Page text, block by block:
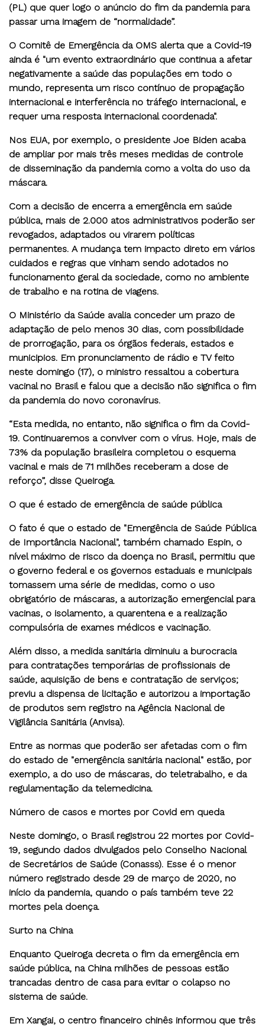
(PL) que quer logo o anúncio do fim da pandemia para
passar uma imagem de “normalidade”.
O Comitê de Emergência da OMS alerta que a Covid-19
ainda é "um evento extraordinário que continua a afetar
negativamente a saúde das populações em todo o
mundo, representa um risco contínuo de propagação
internacional e interferência no tráfego internacional, e
requer uma resposta internacional coordenada".
Nos EUA, por exemplo, o presidente Joe Biden acaba
de ampliar por mais três meses medidas de controle
de disseminação da pandemia como a volta do uso da
máscara.
Com a decisão de encerra a emergência em saúde
pública, mais de 2.000 atos administrativos poderão ser
revogados, adaptados ou virarem políticas
permanentes. A mudança tem impacto direto em vários
cuidados e regras que vinham sendo adotados no
funcionamento geral da sociedade, como no ambiente
de trabalho e na rotina de viagens.
O Ministério da Saúde avalia conceder um prazo de
adaptação de pelo menos 30 dias, com possibilidade
de prorrogação, para os órgãos federais, estados e
municipios. Em pronunciamento de rádio e TV feito
neste domingo (17), o ministro ressaltou a cobertura
vacinal no Brasil e falou que a decisão não significa o fim
da pandemia do novo coronavírus.
“Esta medida, no entanto, não significa o fim da Covid-
19. Continuaremos a conviver com o vírus. Hoje, mais de
73% da população brasileira completou o esquema
vacinal e mais de 71 milhões receberam a dose de
reforço”, disse Queiroga.
O que é estado de emergência de saúde pública
O fato é que o estado de "Emergência de Saúde Pública
de Importância Nacional", também chamado Espin, o
nível máximo de risco da doença no Brasil, permitiu que
o governo federal e os governos estaduais e municipais
tomassem uma série de medidas, como o uso
obrigatório de máscaras, a autorização emergencial para
vacinas, o isolamento, a quarentena e a realização
compulsória de exames médicos e vacinação.
Além disso, a medida sanitária diminuiu a burocracia
para contratações temporárias de profissionais de
saúde, aquisição de bens e contratação de serviços;
previu a dispensa de licitação e autorizou a importação
de produtos sem registro na Agência Nacional de
Vigilância Sanitária (Anvisa).
Entre as normas que poderão ser afetadas com o fim
do estado de "emergência sanitária nacional" estão, por
exemplo, a do uso de máscaras, do teletrabalho, e da
regulamentação da telemedicina.
Número de casos e mortes por Covid em queda
Neste domingo, o Brasil registrou 22 mortes por Covid-
19, segundo dados divulgados pelo Conselho Nacional
de Secretários de Saúde (Conasss). Esse é o menor
número registrado desde 29 de março de 2020, no
início da pandemia, quando o país também teve 22
mortes pela doença.
Surto na China
Enquanto Queiroga decreta o fim da emergência em
saúde pública, na China milhões de pessoas estão
trancadas dentro de casa para evitar o colapso no
sistema de saúde.
Em Xangai, o centro financeiro chinês informou que três